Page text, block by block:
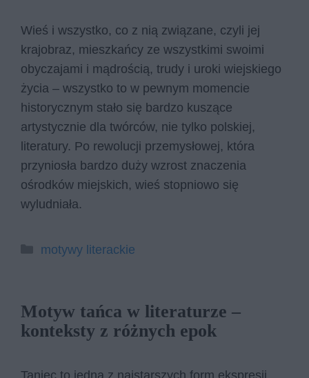
Wieś i wszystko, co z nią związane, czyli jej
krajobraz, mieszkańcy ze wszystkimi swoimi
obyczajami i mądrością, trudy i uroki wiejskiego
życia – wszystko to w pewnym momencie
historycznym stało się bardzo kuszące
artystycznie dla twórców, nie tylko polskiej,
literatury. Po rewolucji przemysłowej, która
przyniosła bardzo duży wzrost znaczenia
ośrodków miejskich, wieś stopniowo się
wyludniała.
Kategorie
motywy literackie
Motyw tańca w literaturze –
konteksty z różnych epok
Taniec to jedna z najstarszych form ekspresji